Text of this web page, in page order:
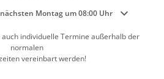
oder Schließzeiten auszublenden
Montag um 08:00 Uhr
individuelle Termine außerhalb der
normalen
vereinbart werden!